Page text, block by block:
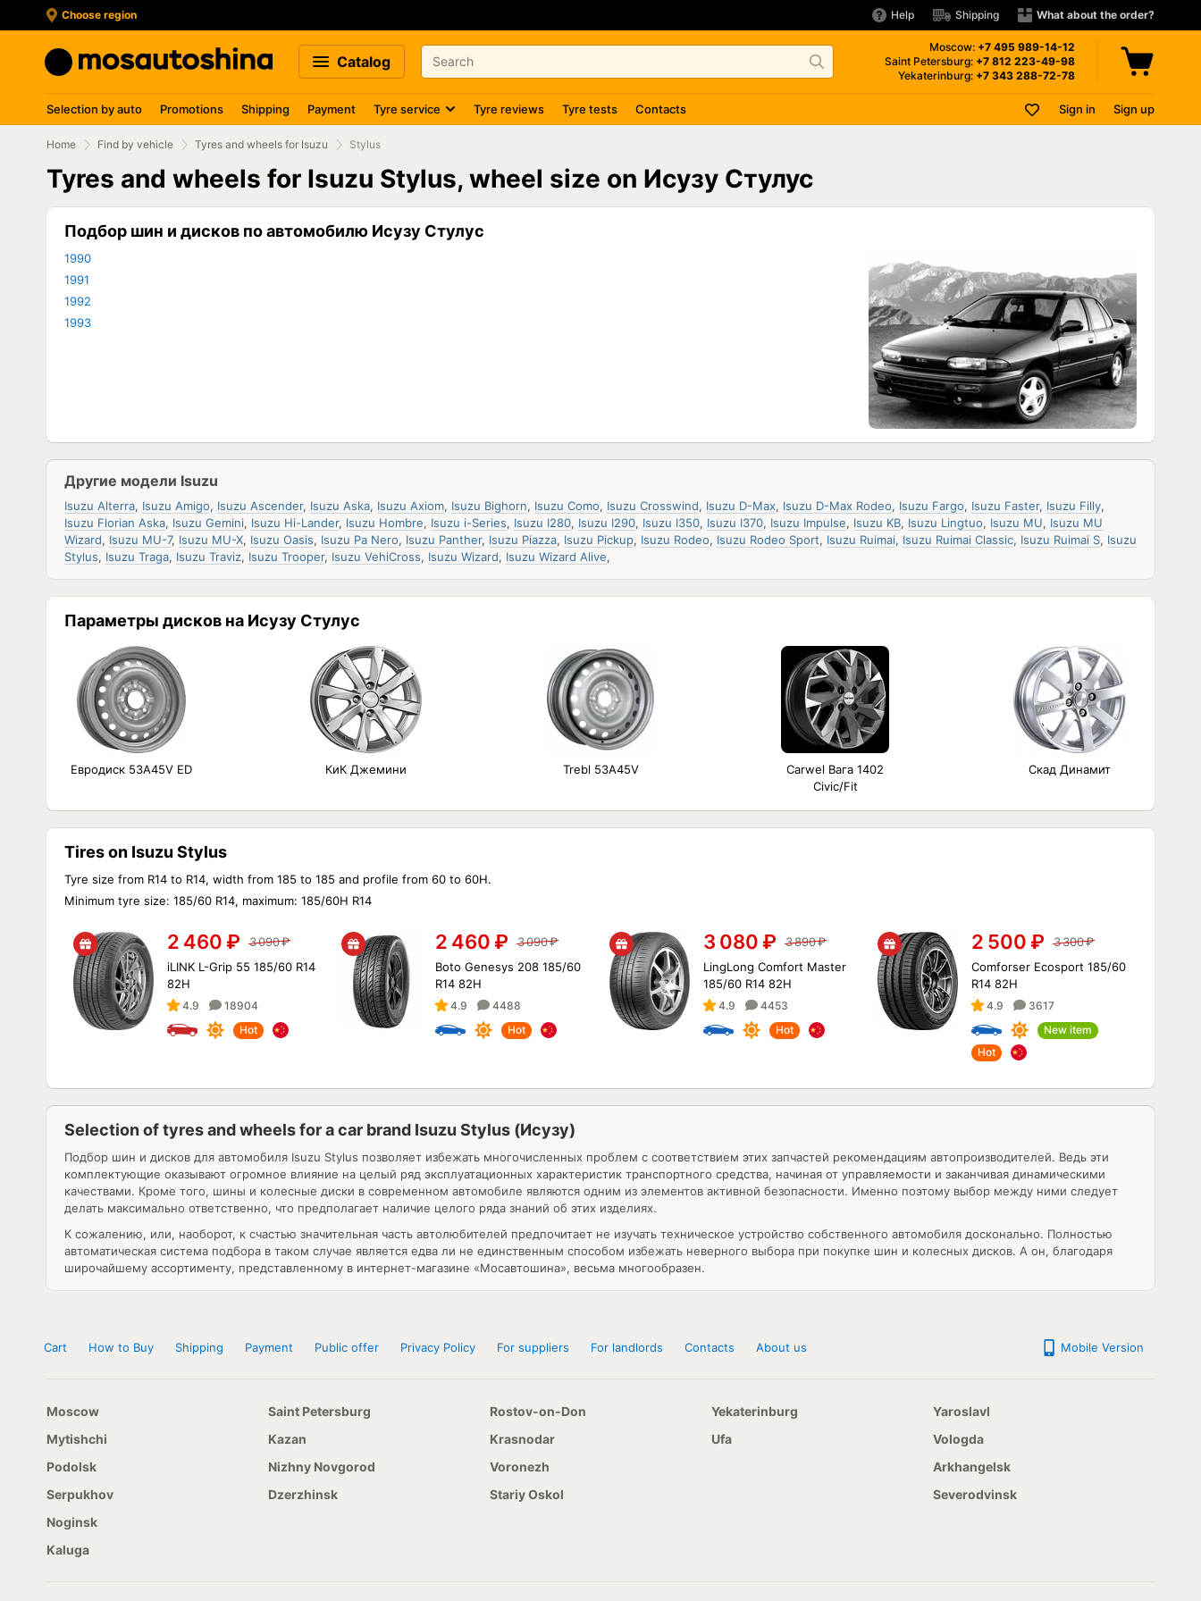
Choose region Help Shipping What about the order?
Catalog
Moscow: +7 495 989-14-12
Saint Petersburg: +7 812 223-49-98
Yekaterinburg: +7 343 288-72-78
Selection by auto Promotions Shipping Payment Tyre service Tyre reviews Tyre tests Contacts Sign in Sign up
Home Find by vehicle Tyres and wheels for Isuzu Stylus
Tyres and wheels for Isuzu Stylus, wheel size on Исузу Стулус
Подбор шин и дисков по автомобилю Исузу Стулус
1990
1991
1992
1993
Другие модели Isuzu
Isuzu Alterra, Isuzu Amigo, Isuzu Ascender, Isuzu Aska, Isuzu Axiom, Isuzu Bighorn, Isuzu Como, Isuzu Crosswind, Isuzu D-Max, Isuzu D-Max Rodeo, Isuzu Fargo, Isuzu Faster, Isuzu Filly,
Isuzu Florian Aska, Isuzu Gemini, Isuzu Hi-Lander, Isuzu Hombre, Isuzu i-Series, Isuzu I280, Isuzu I290, Isuzu I350, Isuzu I370, Isuzu Impulse, Isuzu KB, Isuzu Lingtuo, Isuzu MU, Isuzu MU
Wizard, Isuzu MU-7, Isuzu MU-X, Isuzu Oasis, Isuzu Pa Nero, Isuzu Panther, Isuzu Piazza, Isuzu Pickup, Isuzu Rodeo, Isuzu Rodeo Sport, Isuzu Ruimai, Isuzu Ruimai Classic, Isuzu Ruimai S, Isuzu
Stylus, Isuzu Traga, Isuzu Traviz, Isuzu Trooper, Isuzu VehiCross, Isuzu Wizard, Isuzu Wizard Alive,
Параметры дисков на Исузу Стулус
Евродиск 53A45V ED КиК Джемини Trebl 53A45V
Carwel Вага 1402
Civic/Fit
Скад Динамит
Tires on Isuzu Stylus
Tyre size from R14 to R14, width from 185 to 185 and profile from 60 to 60H.
Minimum tyre size: 185/60 R14, maximum: 185/60H R14
2 460 ₽ 3 090₽
iLINK L-Grip 55 185/60 R14
82H
4.9
18904
Hot
2 460 ₽ 3 090₽
Boto Genesys 208 185/60
R14 82H
4.9
4488
Hot
3 080 ₽ 3 890₽
LingLong Comfort Master
185/60 R14 82H
4.9
4453
Hot
2 500 ₽ 3 300₽
Comforser Ecosport 185/60
R14 82H
4.9
3617
New item
Hot
Selection of tyres and wheels for a car brand Isuzu Stylus (Исузу)
Подбор шин и дисков для автомобиля Isuzu Stylus позволяет избежать многочисленных проблем с соответствием этих запчастей рекомендациям автопроизводителей. Ведь эти
комплектующие оказывают огромное влияние на целый ряд эксплуатационных характеристик транспортного средства, начиная от управляемости и заканчивая динамическими
качествами. Кроме того, шины и колесные диски в современном автомобиле являются одним из элементов активной безопасности. Именно поэтому выбор между ними следует
делать максимально ответственно, что предполагает наличие целого ряда знаний об этих изделиях.
К сожалению, или, наоборот, к счастью значительная часть автолюбителей предпочитает не изучать техническое устройство собственного автомобиля досконально. Полностью
автоматическая система подбора в таком случае является едва ли не единственным способом избежать неверного выбора при покупке шин и колесных дисков. А он, благодаря
широчайшему ассортименту, представленному в интернет-магазине «Мосавтошина», весьма многообразен.
Cart How to Buy Shipping Payment Public offer Privacy Policy For suppliers For landlords Contacts About us Mobile Version
Moscow
Mytishchi
Podolsk
Serpukhov
Noginsk
Kaluga
Saint Petersburg
Kazan
Nizhny Novgorod
Dzerzhinsk
Rostov-on-Don
Krasnodar
Voronezh
Stariy Oskol
Yekaterinburg
Ufa
Yaroslavl
Vologda
Arkhangelsk
Severodvinsk